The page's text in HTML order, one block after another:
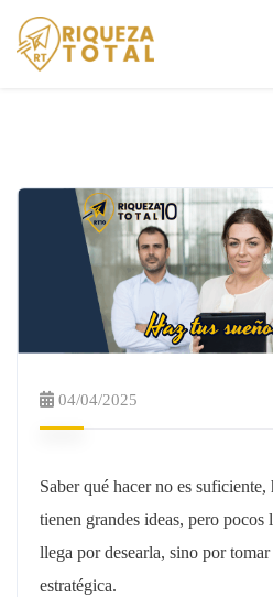
04/04/2025
Saber qué hacer no es
tienen grandes ideas, pero
llega por desearla, sino por
estratégica.